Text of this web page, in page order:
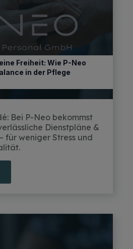
Freiheit: Wie P-Neo
in der Pflege
Bei P-Neo bekommst
Dienstpläne &
für weniger Stress und